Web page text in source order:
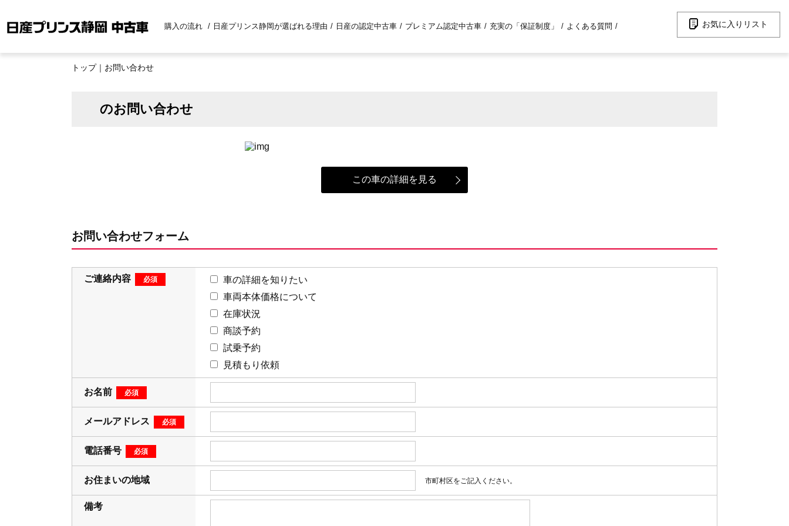
購入の流れ 日産プリンス静岡が選ばれる理由 日産の認定中古車 プレミアム認定中古車 充実の「保証制度」 よくある質問 お気に入りリスト
トップ｜お問い合わせ
のお問い合わせ
この車の詳細を見る
お問い合わせフォーム
ご連絡内容
車の詳細を知りたい
車両本体価格について
在庫状況
商談予約
試乗予約
見積もり依頼
お名前
メールアドレス
電話番号
お住まいの地域 市町村区をご記入ください。
備考